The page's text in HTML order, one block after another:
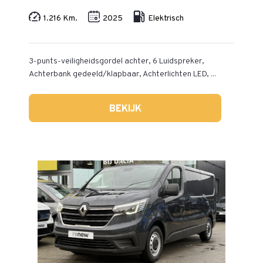
1.216 Km. 2025 Elektrisch
3-punts-veiligheidsgordel achter, 6 Luidspreker,
Achterbank gedeeld/klapbaar, Achterlichten LED, ...
BEKIJK